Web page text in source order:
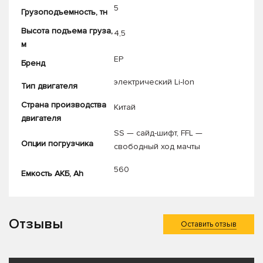
Грузоподъемность, тн 5
Высота подъема груза,
м
4,5
Бренд EP
Тип двигателя электрический Li-Ion
Страна производства
двигателя
Китай
Опции погрузчика
SS — сайд-шифт, FFL —
свободный ход мачты
Емкость АКБ, Ah 560
Отзывы Оставить отзыв